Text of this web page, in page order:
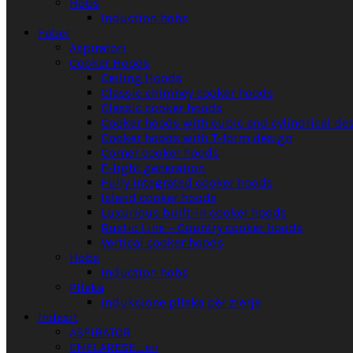
Hobs
Induction hobs
Faber
Aspiratori
Cooker Hoods
Ceiling Hoods
Classic chimney cooker hoods
Classic cooker hoods
Cooker hoods with cubic and cylindrical
Cooker hoods with T-form design
Corner cooker hoods
F-light generation
Fully integrated cooker hoods
Island cooker hoods
Luxurious built-in cooker hoods
Rustic Line – Country cooker hoods
Vertical cooker hoods
Hobs
Induction hobs
Pllaka
Indukcione pllaka për zierje
Indesit
ASPIRATOR
ENËLARËSE_en